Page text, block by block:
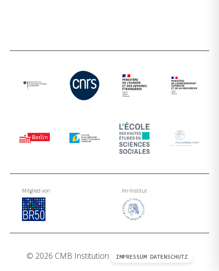
Mitglied von An-Institut
© 2026 CMB Institution IMPRESSUM DATENSCHUTZ